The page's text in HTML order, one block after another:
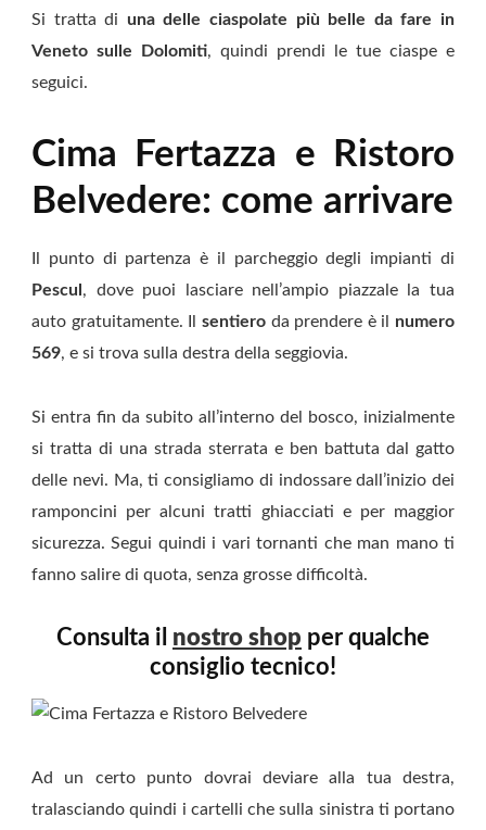
Si tratta di una delle ciaspolate più belle da fare in
Veneto sulle Dolomiti, quindi prendi le tue ciaspe e
seguici.
Cima Fertazza e Ristoro
Belvedere: come arrivare
Il punto di partenza è il parcheggio degli impianti di
Pescul , dove puoi lasciare nell’ampio piazzale la tua
auto gratuitamente. Il sentieroda prendere è il numero
569, e si trova sulla destra della seggiovia.
Si entra fin da subito all’interno del bosco, inizialmente
si tratta di una strada sterrata e ben battuta dal gatto
delle nevi. Ma, ti consigliamo di indossare dall’inizio dei
ramponcini per alcuni tratti ghiacciati e per maggior
sicurezza. Segui quindi i vari tornanti che man mano ti
fanno salire di quota, senza grosse difficoltà.
Consulta il nostro shop per qualche
consiglio tecnico!
Ad un certo punto dovrai deviare alla tua destra,
tralasciando quindi i cartelli che sulla sinistra ti portano